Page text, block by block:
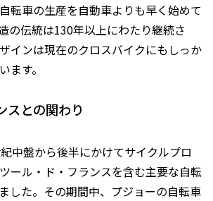
転車の生産を自動車よりも早く始めて
の伝統は130年以上にわたり継続さ
インは現在のクロスバイクにもしっか
ます。
スとの関わり
中盤から後半にかけてサイクルプロ
ール・ド・フランスを含む主要な自転
した。その期間中、プジョーの自転車